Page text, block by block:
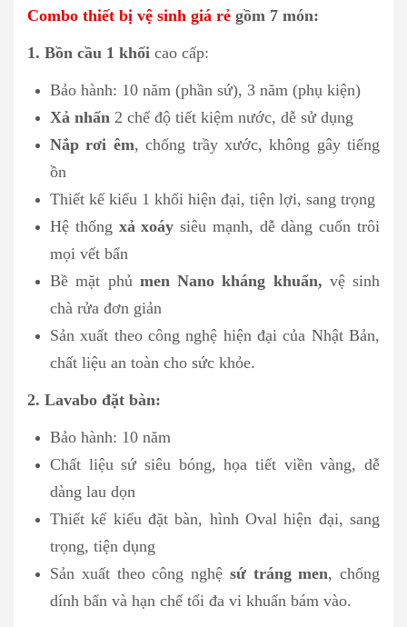
Combo thiết bị vệ sinh giá rẻ gồm 7 món:
1. Bồn cầu 1 khối cao cấp:
Bảo hành: 10 năm (phần sứ), 3 năm (phụ kiện)
Xả nhấn 2 chế độ tiết kiệm nước, dễ sử dụng
Nắp rơi êm, chống trầy xước, không gây tiếng
ồn
Thiết kế kiểu 1 khối hiện đại, tiện lợi, sang trọng
Hệ thống xả xoáy siêu mạnh, dễ dàng cuốn trôi
mọi vết bẩn
Bề mặt phủ men Nano kháng khuẩn, vệ sinh
chà rửa đơn giản
Sản xuất theo công nghệ hiện đại của Nhật Bản,
chất liệu an toàn cho sức khỏe.
2. Lavabo đặt bàn:
Bảo hành: 10 năm
Chất liệu sứ siêu bóng, họa tiết viền vàng, dễ
dàng lau dọn
Thiết kế kiểu đặt bàn, hình Oval hiện đại, sang
trọng, tiện dụng
Sản xuất theo công nghệ sứ tráng men, chống
dính bẩn và hạn chế tối đa vi khuẩn bám vào.